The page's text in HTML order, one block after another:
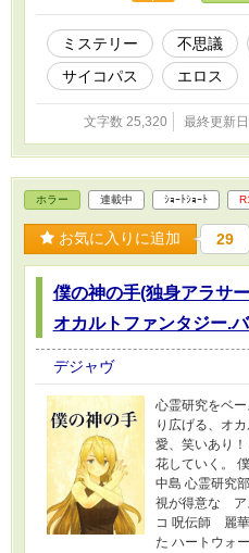
ミステリー 不思議
サイコパス
エロス
文字数 25,320 最終更新
ホラー 連載中 ｼｮｰﾄｼｮｰﾄ
お気に入りに追加 29
僕の神の手(独身アラサ
オカルトファンタジー.
デジャヴ
心霊研究をベ
り広げる、オ
愛、笑いあり
花していく。
中島 心霊研究
視が得意な
コ 呪伝師 麗華
た ハートウォ